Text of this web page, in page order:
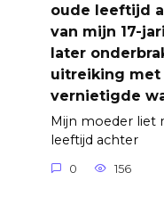
oude leeftijd
van mijn 17-
later
uitreiking met
vernietigde
Mijn moeder liet
leeftijd achter
0 156